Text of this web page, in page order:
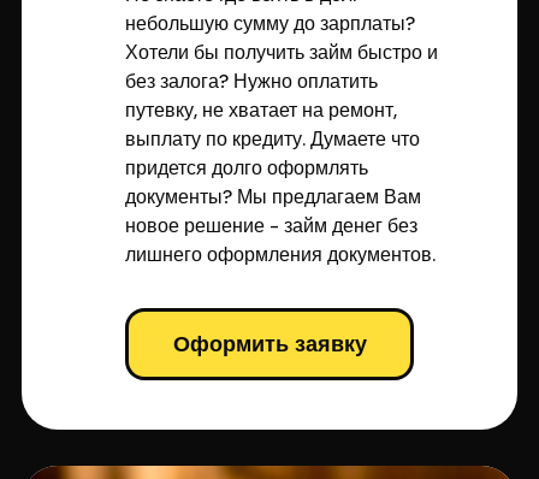
небольшую сумму до зарплаты?
Хотели бы получить займ быстро и
без залога? Нужно оплатить
путевку, не хватает на ремонт,
выплату по кредиту. Думаете что
придется долго оформлять
документы? Мы предлагаем Вам
новое решение - займ денег без
лишнего оформления документов.
Оформить заявку